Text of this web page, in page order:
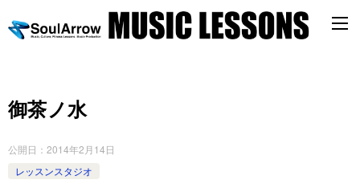
御茶ノ水
公開日： 2014年2月14日
レッスンスタジオ